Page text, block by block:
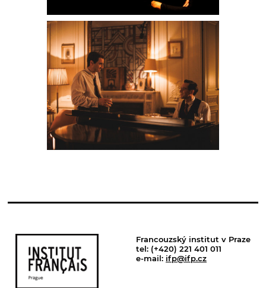
Francouzský institut v Praze
tel: (+420) 221 401 011
e-mail: ifp@ifp.cz